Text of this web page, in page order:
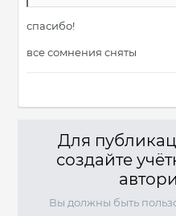
спасибо!
все сомнения сняты
Для
создайте
Вы должны быть